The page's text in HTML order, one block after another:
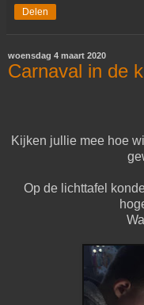
Delen
woensdag 4 maart 2020
Carnaval in de
Kijken jullie mee hoe
Op de lichttafel